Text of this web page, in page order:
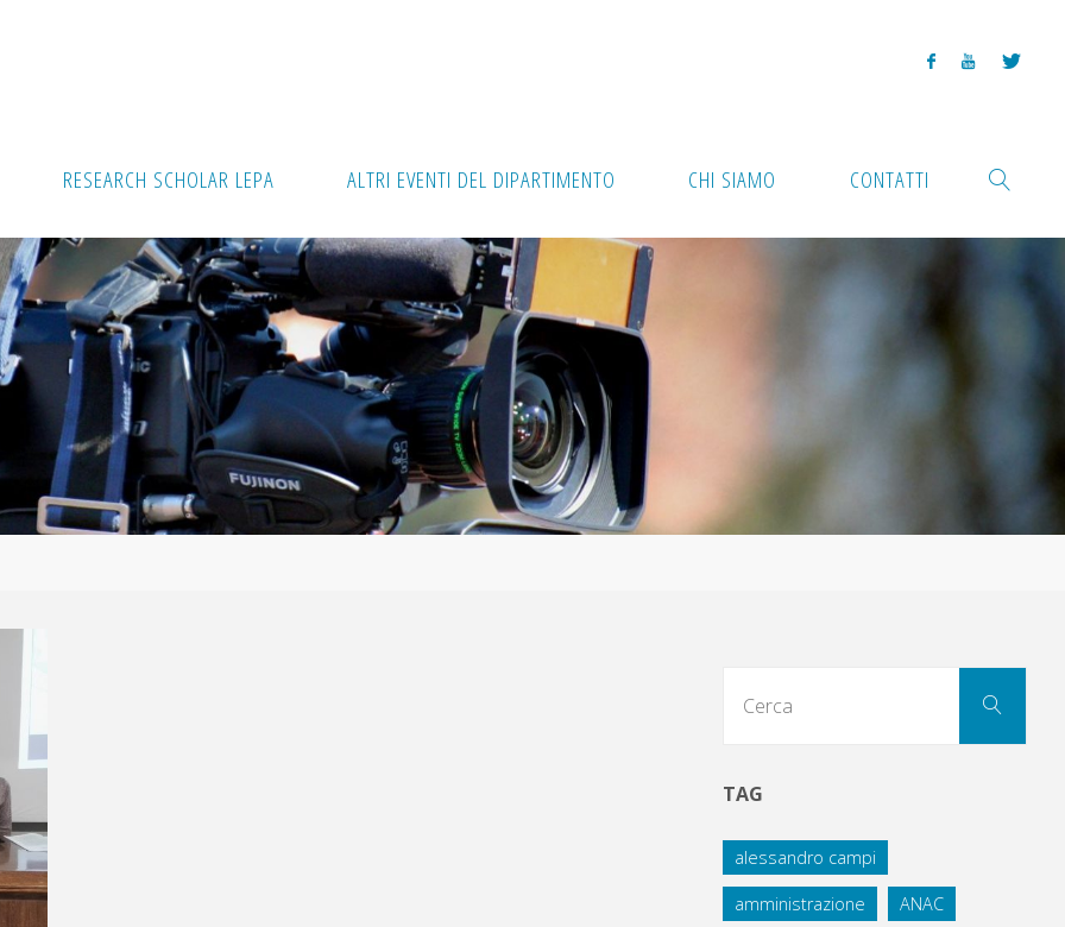
RESEARCH SCHOLAR LEPA ALTRI EVENTI DEL DIPARTIMENTO CHI SIAMO CONTATTI
CERCA
Cerca
TAG
alessandro campi
amministrazione ANAC